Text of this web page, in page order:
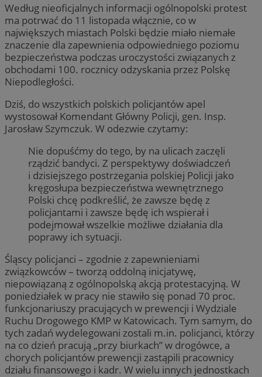
Według nieoficjalnych informacji ogólnopolski protest
ma potrwać do 11 listopada włącznie, co w
największych miastach Polski będzie miało niemałe
znaczenie dla zapewnienia odpowiedniego poziomu
bezpieczeństwa podczas uroczystości związanych z
obchodami 100. rocznicy odzyskania przez Polskę
Niepodległości.
Dziś, do wszystkich polskich policjantów apel
wystosował Komendant Główny Policji, gen. Insp.
Jarosław Szymczuk. W odezwie czytamy:
Nie dopuśćmy do tego, by na ulicach zaczęli
rządzić bandyci. Z perspektywy doświadczeń
i dzisiejszego postrzegania polskiej Policji jako
kręgosłupa bezpieczeństwa wewnętrznego
Polski chcę podkreślić, że zawsze będę z
policjantami i zawsze będę ich wspierał i
podejmował wszelkie możliwe działania dla
poprawy ich sytuacji.
Śląscy policjanci – zgodnie z zapewnieniami
związkowców – tworzą oddolną inicjatywę,
niepowiązaną z ogólnopolską akcją protestacyjną. W
poniedziałek w pracy nie stawiło się ponad 70 proc.
funkcjonariuszy pracujących w prewencji i Wydziale
Ruchu Drogowego KMP w Katowicach. Tym samym, do
tych zadań wydelegowani zostali m.in. policjanci, którzy
na co dzień pracują „przy biurkach” w drogówce, a
chorych policjantów prewencji zastąpili pracownicy
działu finansowego i kadr. W wielu innych jednostkach